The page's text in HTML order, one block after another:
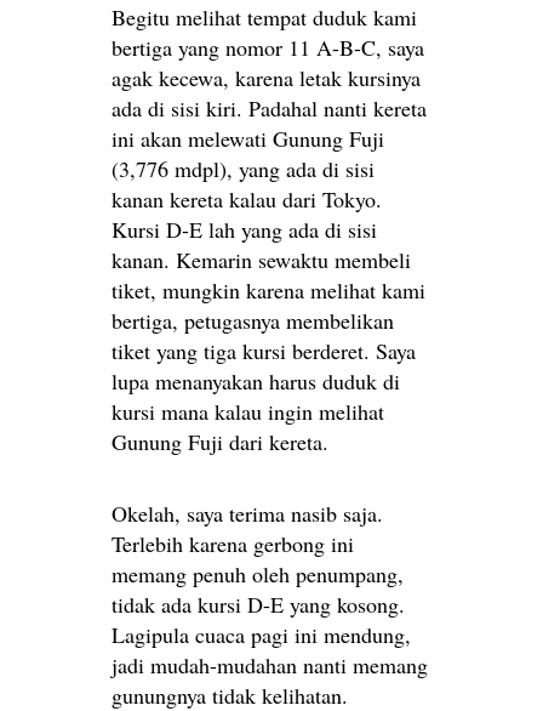
Begitu melihat tempat duduk kami
bertiga yang nomor 11 A-B-C, saya
agak kecewa, karena letak kursinya
ada di sisi kiri. Padahal nanti kereta
ini akan melewati Gunung Fuji
(3,776 mdpl), yang ada di sisi
kanan kereta kalau dari Tokyo.
Kursi D-E lah yang ada di sisi
kanan. Kemarin sewaktu membeli
tiket, mungkin karena melihat kami
bertiga, petugasnya membelikan
tiket yang tiga kursi berderet. Saya
lupa menanyakan harus duduk di
kursi mana kalau ingin melihat
Gunung Fuji dari kereta.
Okelah, saya terima nasib saja.
Terlebih karena gerbong ini
memang penuh oleh penumpang,
tidak ada kursi D-E yang kosong.
Lagipula cuaca pagi ini mendung,
jadi mudah-mudahan nanti memang
gunungnya tidak kelihatan.